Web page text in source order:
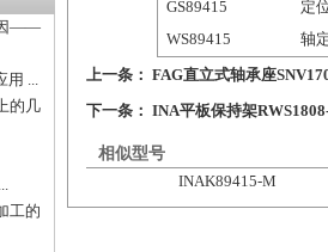
因——
用 ...
的几
工的
GS89415
定
WS89415
轴
上一条： FAG直立式轴承座
下一条： INA平板保持架
相似型号
INAK89415-M